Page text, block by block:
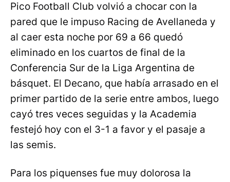
Pico Football Club volvió a chocar con la
pared que le impuso Racing de Avellaneda y
al caer esta noche por 69 a 66 quedó
eliminado en los cuartos de final de la
Conferencia Sur de la Liga Argentina de
básquet. El Decano, que había arrasado en el
primer partido de la serie entre ambos, luego
cayó tres veces seguidas y la Academia
festejó hoy con el 3-1 a favor y el pasaje a
las semis.
Para los piquenses fue muy dolorosa la